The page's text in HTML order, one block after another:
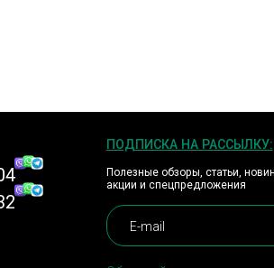
ПОДПИСКА НА РАССЫЛКУ:
Полезные обзоры, статьи,
акции и спецпредложения